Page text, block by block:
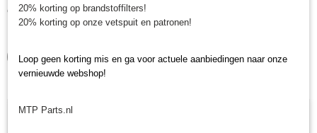
€ 24,74
IN WINKELWAGEN
20% korting op brandstoffilters!
20% korting op onze vetspuit en patronen!
Loop geen korting mis en ga voor actuele aanbiedingen naar onze
vernieuwde webshop!
MTP Parts.nl